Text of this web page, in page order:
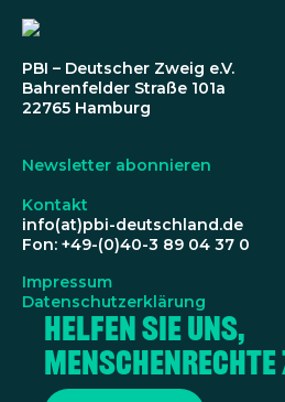
PBI – Deutscher Zweig e.V.
Bahrenfelder Straße 101a
22765 Hamburg
Newsletter abonnieren
Kontakt
info(at)pbi-deutschland.de
Fon: +49-(0)40-3 89 04 37 0
Impressum
Datenschutzerklärung
Helfen Sie uns,